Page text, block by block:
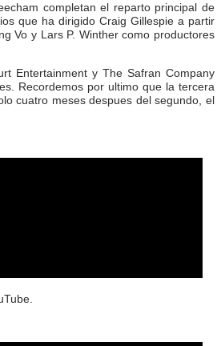
completan el reparto principal de
que ha dirigido Craig Gillespie a partir
Vo y Lars P. Winther como productores
Entertainment y The Safran Company
Recordemos por ultimo que la tercera
cuatro meses despues del segundo, el